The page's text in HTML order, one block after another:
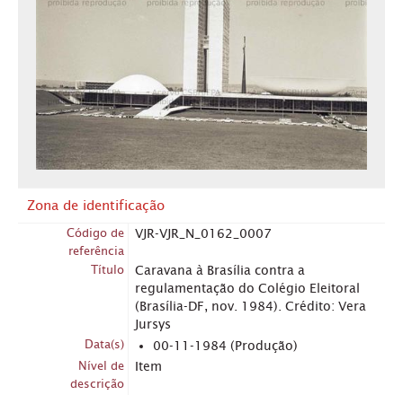
Zona de identificação
Código de
referência
VJR-VJR_N_0162_0007
Título
Caravana à Brasília contra a
regulamentação do Colégio Eleitoral
(Brasília-DF, nov. 1984). Crédito: Vera
Jursys
Data(s) 00-11-1984 (Produção)
Nível de
descrição
Item